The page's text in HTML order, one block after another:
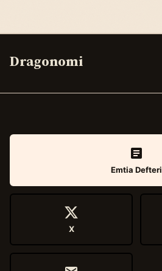
Dragonomi
Emtia Defteri
X